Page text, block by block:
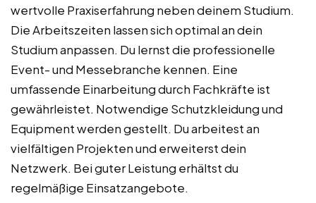
wertvolle Praxiserfahrung neben deinem Studium.
Die Arbeitszeiten lassen sich optimal an dein
Studium anpassen. Du lernst die professionelle
Event- und Messebranche kennen. Eine
umfassende Einarbeitung durch Fachkräfte ist
gewährleistet. Notwendige Schutzkleidung und
Equipment werden gestellt. Du arbeitest an
vielfältigen Projekten und erweiterst dein
Netzwerk. Bei guter Leistung erhältst du
regelmäßige Einsatzangebote.